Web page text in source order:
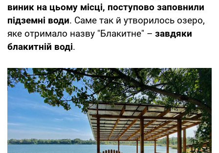
виник на цьому місці, поступово заповнили
підземні води. Саме так й утворилось озеро,
яке отримало назву "Блакитне" – завдяки
блакитній воді.